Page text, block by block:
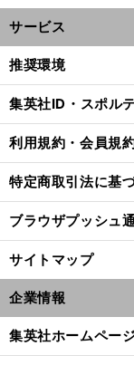
サービス
推奨環境
集英社ID・スポル
利用規約・会員規
特定商取引法に基
ブラウザプッシュ
サイトマップ
企業情報
集英社ホームペー